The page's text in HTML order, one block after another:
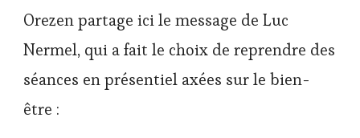
Luc
professeur
yoga
Orezen partage ici le message de Luc
Nermel, qui a fait le choix de reprendre des
séances en présentiel axées sur le bien-
être :